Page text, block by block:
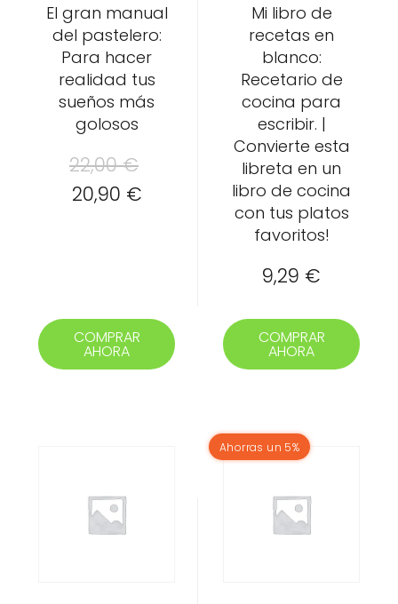
El gran manual
del pastelero:
Para hacer
realidad tus
sueños más
golosos
22,00€
20,90 €El
COMPRAR
AHORA
Mi libro de
recetas en
blanco:
Recetario de
cocina para
escribir. |
Convierte esta
libreta en un
libro de cocina
con tus platos
favoritos!
9,29 €
COMPRAR
AHORA
Ahorras un 5%